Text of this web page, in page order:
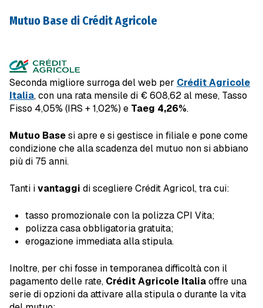
Mutuo Base di Crédit Agricole
Seconda migliore surroga del web per Crédit Agricole
Italia, con una rata mensile di € 608,62 al mese, Tasso
Fisso 4,05% (IRS + 1,02%) e Taeg 4,26%.
Mutuo Basesi apre e si gestisce in filiale e pone come
condizione che alla scadenza del mutuo non si abbiano
più di 75 anni.
Tanti ivantaggi di scegliere Crédit Agricol, tra cui:
tasso promozionale con la polizza CPI Vita;
polizza casa obbligatoria gratuita;
erogazione immediata alla stipula.
Inoltre, per chi fosse in temporanea difficoltà con il
pagamento delle rate, Crédit Agricole Italiaoffre una
serie di opzioni da attivare alla stipula o durante la vita